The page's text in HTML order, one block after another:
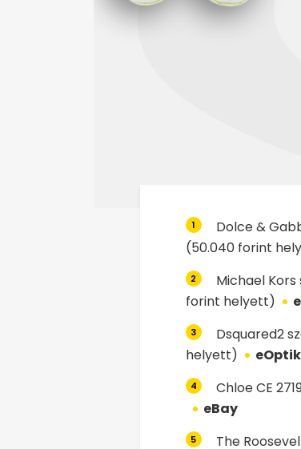
1
Dolce &
(50.040 forint
2
Michael Kors
forint helyett)
3
Dsquared2
helyett)
4
Chloe CE
eBay
5 The